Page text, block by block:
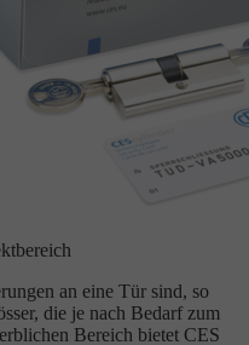
an eine Tür sind, so
die je nach Bedarf zum
Bereich bietet CES